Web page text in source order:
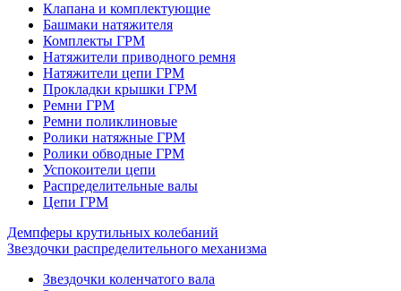
Клапана и комплектующие
Башмаки натяжителя
Комплекты ГРМ
Натяжители приводного ремня
Натяжители цепи ГРМ
Прокладки крышки ГРМ
Ремни ГРМ
Ремни поликлиновые
Ролики натяжные ГРМ
Ролики обводные ГРМ
Успокоители цепи
Распределительные валы
Цепи ГРМ
Демпферы крутильных колебаний
Звездочки распределительного механизма
Звездочки коленчатого вала